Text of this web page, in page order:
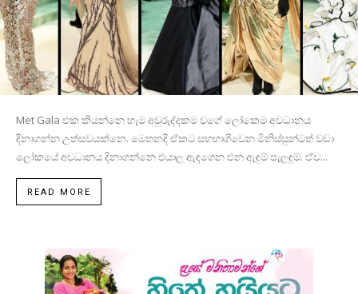
Met Gala එක කියන්නෙ හැම අවුරුද්දකම වගේ ලෝකෙම අවධානය
දිනාගන්න උත්සවයක්නෙ. මෙතනදි ඒකට සහභාගිවෙන මිනිස්සුන්ටත් වඩා
ලෝකයේ අවධානය දිනාගන්නෙ එයාල ඇඳගෙන එන ඇඳුම් පැලඳුම්. ඒව...
READ MORE